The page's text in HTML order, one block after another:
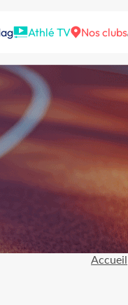
Athlé TV Nos clubs
Accueil